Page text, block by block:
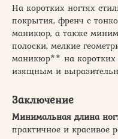
На коротких ногтях
покрытия, френч с
маникюр, а также
полоски, мелкие
маникюр** на коротких
изящным и
Заключение
Минимальная длина
практичное и красивое